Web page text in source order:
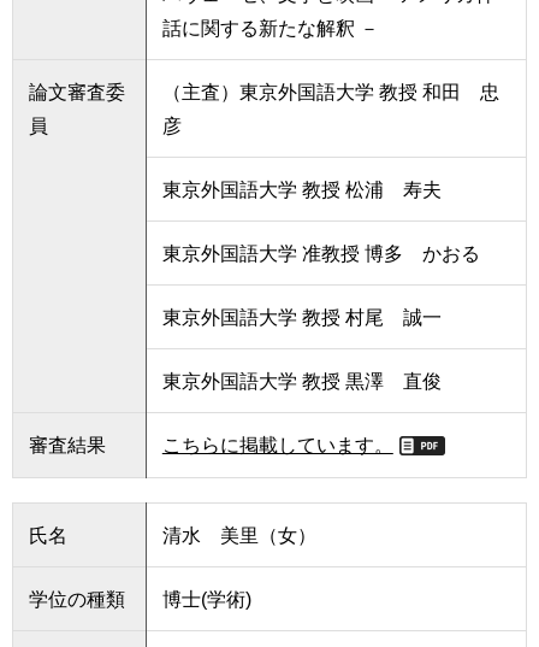
話に関する新たな解釈 －
論文審査委
員
（主査）東京外国語大学 教授 和田 忠
彦
東京外国語大学 教授 松浦 寿夫
東京外国語大学 准教授 博多 かおる
東京外国語大学 教授 村尾 誠一
東京外国語大学 教授 黒澤 直俊
審査結果 こちらに掲載しています。
氏名 清水 美里（女）
学位の種類 博士(学術)